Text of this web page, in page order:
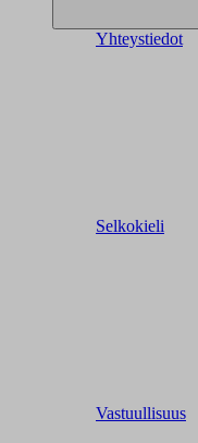
Yhteystiedot
Selkokieli
Vastuullisuus